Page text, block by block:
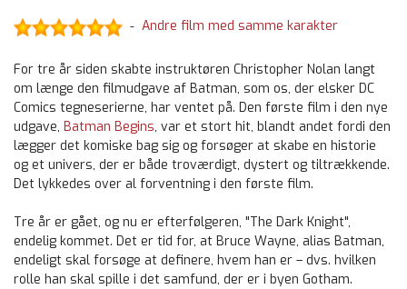
- Andre film med samme karakter
For tre år siden skabte instruktøren Christopher Nolan langt
om længe den filmudgave af Batman, som os, der elsker DC
Comics tegneserierne, har ventet på. Den første film i den nye
udgave, Batman Begins, var et stort hit, blandt andet fordi den
lægger det komiske bag sig og forsøger at skabe en historie
og et univers, der er både troværdigt, dystert og tiltrækkende.
Det lykkedes over al forventning i den første film.
Tre år er gået, og nu er efterfølgeren, "The Dark Knight",
endelig kommet. Det er tid for, at Bruce Wayne, alias Batman,
endeligt skal forsøge at definere, hvem han er – dvs. hvilken
rolle han skal spille i det samfund, der er i byen Gotham.